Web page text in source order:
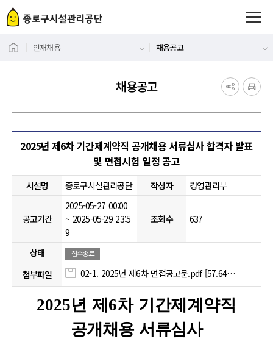
인재채용 채용공고
채용공고
2025년 제6차 기간제계약직 공개채용 서류심사 합격자 발표
및 면접시험 일정 공고
시설명 종로구시설관리공단 작성자 경영관리부
공고기간
2025-05-27 00:00
~ 2025-05-29 23:5
9
조회수 637
상태 접수종료
첨부파일 02-1. 2025년 제6차 면접공고문.pdf [57.64KB]
2025년 제 6차 기간제계약직
공개채용 서류심사